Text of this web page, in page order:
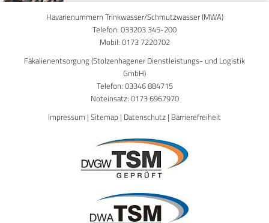
Havarienummern Trinkwasser/Schmutzwasser (MWA)
Telefon: 033203 345-200
Mobil: 0173 7220702
Fäkalienentsorgung (Stolzenhagener Dienstleistungs- und Logistik
GmbH)
Telefon: 03346 884715
Noteinsatz: 0173 6967970
Impressum | Sitemap | Datenschutz | Barrierefreiheit